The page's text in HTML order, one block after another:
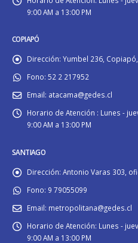
9:00 AM a 13:00 PM
COPIAPÓ
Dirección: Yumbel 236,
Fono: 52 2 217952
Email: atacama@gedes.cl
Horario de Atención : Lunes -
9:00 AM a 13:00 PM
SANTIAGO
Dirección: Antonio Varas 303,
Fono: 9 79055099
Email: metropolitana@gedes.cl
Horario de Atención: Lunes -
9:00 AM a 13:00 PM